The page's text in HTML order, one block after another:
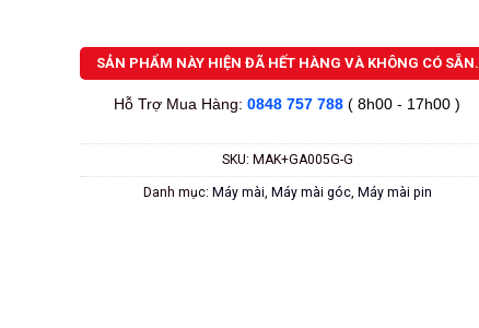
SẢN PHẨM NÀY HIỆN ĐÃ HẾT HÀNG VÀ KHÔNG CÓ SẴN.
Hỗ Trợ Mua Hàng:0848 757 788 ( 8h00 - 17h00 )
SKU: MAK+GA005G-G
Danh mục: Máy mài, Máy mài góc, Máy mài pin